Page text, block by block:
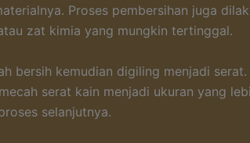
Proses pembersihan juga
zat kimia yang mungkin tertinggal.
bersih kemudian digiling menjadi serat.
serat kain menjadi ukuran yang
selanjutnya.